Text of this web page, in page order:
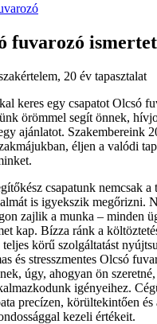
fuvarozó
20 év tapasztalat
keres egy csapatot Olcsó
örömmel segít önnek,
ajánlatot. Szakembereink
éljen a valódi
csapatunk nemcsak a
is igyekszik megőrizni.
zajlik a munka – minden
kap. Bízza ránk a
körű szolgáltatást
és stresszmentes Olcsó
úgy, ahogyan ön szeretné,
igényeihez.
precízen, körültekintően és
kezeli értékeit.